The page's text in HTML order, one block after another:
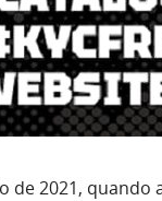
de 2021, quando